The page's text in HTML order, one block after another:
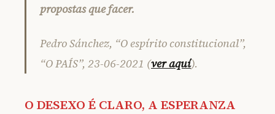
propostas que facer.
Pedro Sánchez, “O espírito constitucional”,
“O PAÍS”, 23-06-2021 (ver aquí).
O DESEXO É CLARO, A ESPERANZA